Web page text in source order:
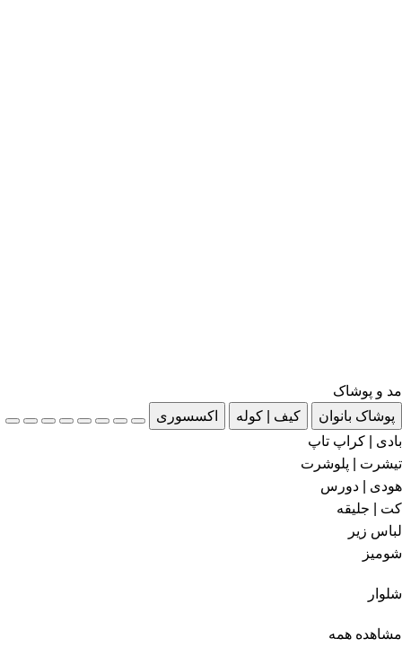
مد و پوشاک
پوشاک بانوان
کیف | کوله
اکسسوری
بادی | کراپ تاپ
تیشرت | پلوشرت
هودی | دورس
کت | جلیقه
لباس زیر
شومیز
شلوار
مشاهده همه